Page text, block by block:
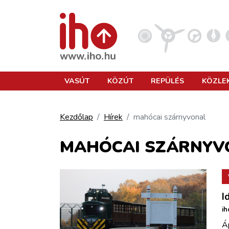
REPÜLÉS
KÖZLEKEDÉSFEJLESZTÉS
ELLÁTÁSI LÁNC
VASÚT KÖZÚT REPÜLÉS
Kezdőlap Hírek mahócai szárnyvonal
MAHÓCAI